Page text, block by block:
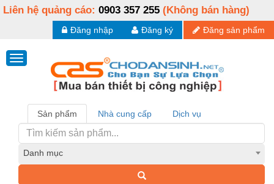
Liên hệ quảng cáo: 0903 357 255 (Không bán hàng)
Đăng sản phẩm
Đăng ký
Đăng nhập
Sản phẩm Nhà cung cấp Dịch vụ
Danh mục